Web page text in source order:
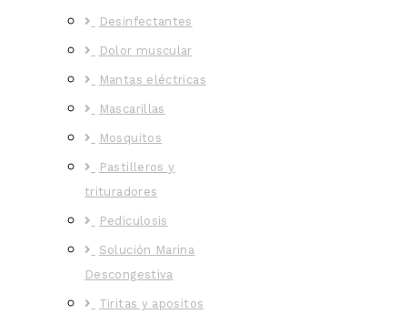
Desinfectantes
Dolor muscular
Mantas eléctricas
Mascarillas
Mosquitos
Pastilleros y
trituradores
Pediculosis
Solución Marina
Descongestiva
Tiritas y apositos